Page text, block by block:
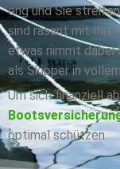
eng und Sie
sind rasant mit
etwas nimmt dabei
als Skipper in
Um sich finanziell
optimal schützen.